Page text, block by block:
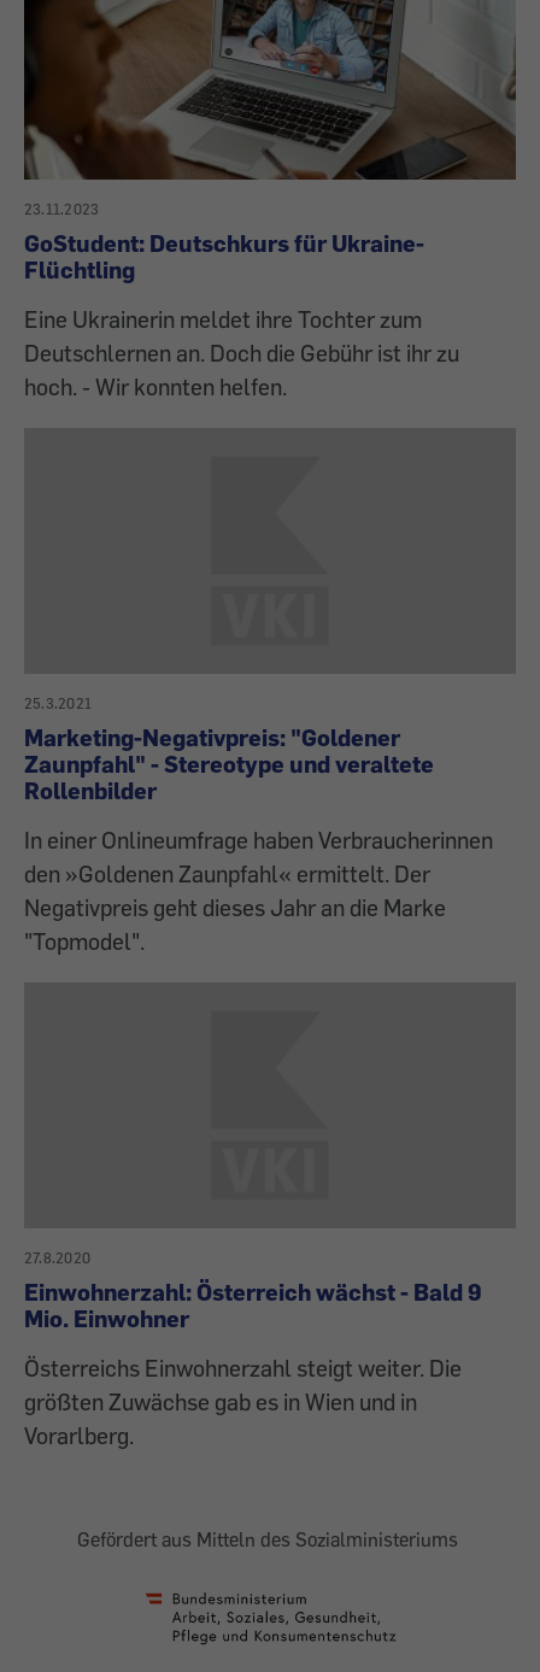
23.11.2023
GoStudent: Deutschkurs für Ukraine-
Flüchtling
Eine Ukrainerin meldet ihre Tochter zum
Deutschlernen an. Doch die Gebühr ist ihr zu
hoch. - Wir konnten helfen.
25.3.2021
Marketing-Negativpreis: "Goldener
Zaunpfahl" - Stereotype und veraltete
Rollenbilder
In einer Onlineumfrage haben Verbraucherinnen
den »Goldenen Zaunpfahl« ermittelt. Der
Negativpreis geht dieses Jahr an die Marke
"Topmodel".
27.8.2020
Einwohnerzahl: Österreich wächst - Bald 9
Mio. Einwohner
Österreichs Einwohnerzahl steigt weiter. Die
größten Zuwächse gab es in Wien und in
Vorarlberg.
Gefördert aus Mitteln des Sozialministeriums